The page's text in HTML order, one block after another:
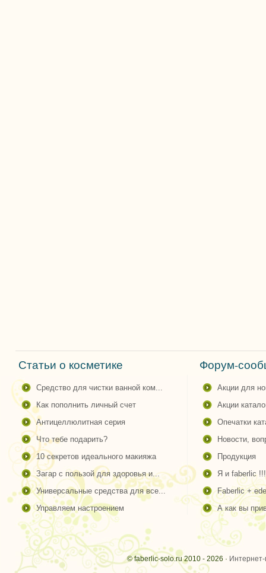
Статьи о косметике
cредство для чистки ванной ком...
как пополнить личный счет
антицеллюлитная серия
что тебе подарить?
10 секретов идеального макияжа
загар с пользой для здоровья и...
универсальные средства для все...
управляем настроением
Форум-
акции для
акции
опечатки
новости,
продукция
я и faberlic !!!
faberlic +
а как вы
© faberlic-solo.ru 2010 - 2026 ·